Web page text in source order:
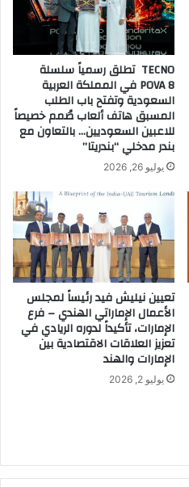
TECNO تطلق رسمياً سلسلة
POVA 8 في المملكة العربية
السعودية وتفتح باب الطلب
المسبق هاتف ألعاب صُمم خصيصاً
للاعبين السعوديين… بالتعاون مع
بندر مدخلي “بندريتا”
يوليو 26, 2026
تعيين نيليش فيد رئيساً لمجلس
الأعمال الإماراتي الهندي – فرع
الإمارات، تأكيداً لدوره الريادي في
تعزيز العلاقات الاقتصادية بين
الإمارات والهند
يوليو 2, 2026